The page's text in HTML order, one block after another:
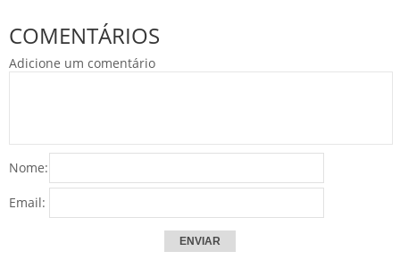
COMENTÁRIOS
Adicione um comentário
Nome:
Email: